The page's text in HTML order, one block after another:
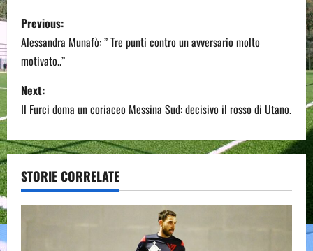
P
o
s
t
n
a
v
Previous:
Alessandra Munafò: ” Tre punti contro un avversario molto
motivato..”
Next:
Il Furci doma un coriaceo Messina Sud: decisivo il rosso di Utano.
STORIE CORRELATE